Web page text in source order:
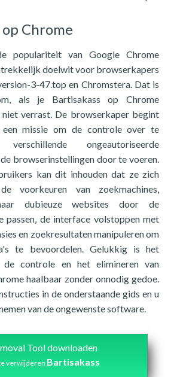
Chrome
populariteit van Google Chrome
doelwit voor browserkapers
3-47.top en Chromstera. Dat is
als je Bartisakass op Chrome
niet verrast. De browserkaper begint
een missie om de controle over te
ongeautoriseerde
de browserinstellingen door te voeren.
kan dit inhouden dat ze zich
voorkeuren van zoekmachines,
dubieuze websites door de
passen, de interface volstoppen met
en zoekresultaten manipuleren om
te bevoordelen. Gelukkig is het
de controle en het elimineren van
haalbaar zonder onnodig gedoe.
in de onderstaande gids en u
van de ongewenste software.
Tool downloaden
verwijderen Bartisakass